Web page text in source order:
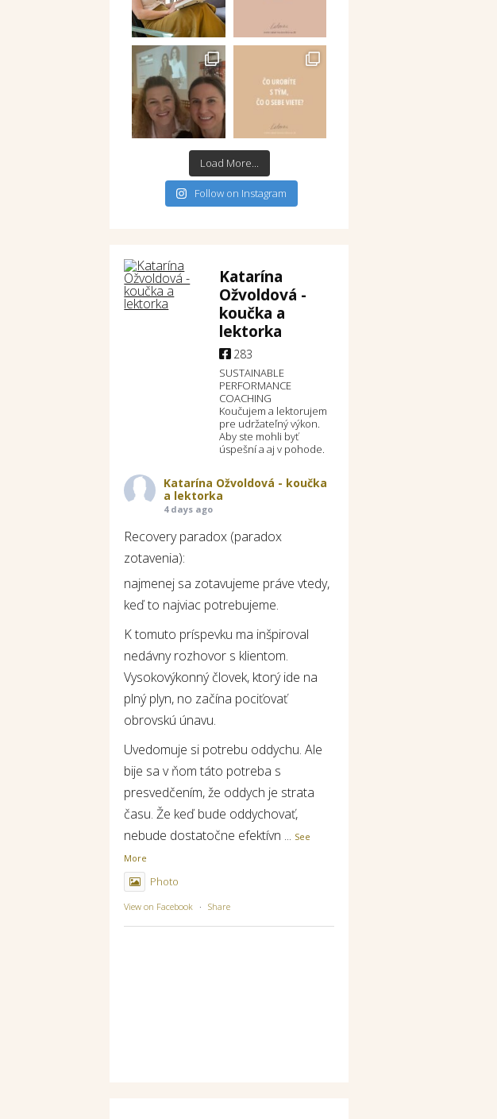
Load More...
Follow on Instagram
Katarína
Ožvoldová -
koučka a
lektorka
283
SUSTAINABLE
PERFORMANCE
COACHING
Koučujem a lektorujem
pre udržateľný výkon.
Aby ste mohli byť
úspešní a aj v pohode.
Katarína Ožvoldová - koučka
a lektorka
4 days ago
Recovery paradox (paradox
zotavenia):
najmenej sa zotavujeme práve vtedy,
keď to najviac potrebujeme.
K tomuto príspevku ma inšpiroval
nedávny rozhovor s klientom.
Vysokovýkonný človek, ktorý ide na
plný plyn, no začína pociťovať
obrovskú únavu.
Uvedomuje si potrebu oddychu. Ale
bije sa v ňom táto potreba s
presvedčením, že oddych je strata
času. Že keď bude oddychovať,
nebude dostatočne efektívn ... See
More
Photo
View on Facebook · Share